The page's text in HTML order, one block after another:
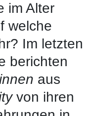
im Alter
welche
Im letzten
berichten
aus
von ihren